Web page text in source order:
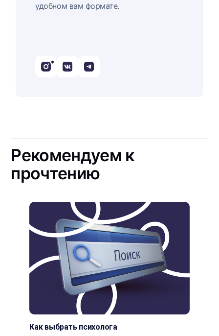
удобном вам формате.
*
Рекомендуем к
прочтению
Как выбрать психолога